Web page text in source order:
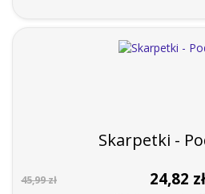
Skarpetki -
45,99 zł 24,82 zł